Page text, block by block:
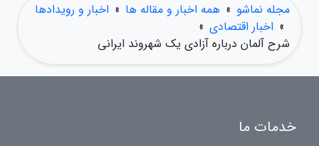
مجله نماشو » همه اخبار و مقاله ها » اخبار و رویدادها
» اخبار اقتصادی »
شرح آلمان درباره آزادی یک شهروند ایرانی
خدمات ما